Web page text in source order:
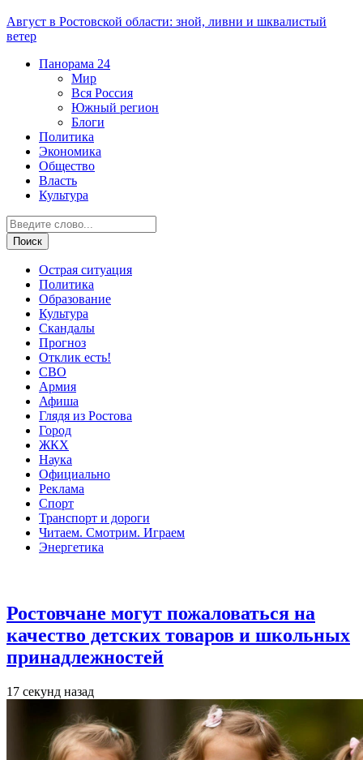
Август в Ростовской области: зной, ливни и шквалистый
ветер
Панорама 24
Мир
Вся Россия
Южный регион
Блоги
Политика
Экономика
Общество
Власть
Культура
Острая ситуация
Политика
Образование
Культура
Скандалы
Прогноз
Отклик есть!
СВО
Армия
Афиша
Глядя из Ростова
Город
ЖКХ
Наука
Официально
Реклама
Спорт
Транспорт и дороги
Читаем. Смотрим. Играем
Энергетика
Ростовчане могут пожаловаться на
качество детских товаров и школьных
принадлежностей
17 секунд назад